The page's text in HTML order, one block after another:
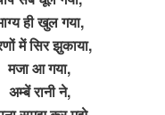
ही खुल गया,
में सिर झुकाया,
मजा आ गया,
अम्बें रानी ने,